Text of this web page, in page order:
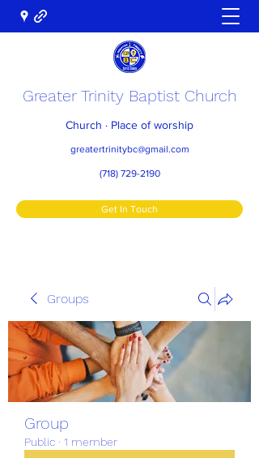
Greater Trinity Baptist Church
Church · Place of worship
greatertrinitybc@gmail.com
(718) 729-2190
Get In Touch
Groups
Group
Public · 1 member